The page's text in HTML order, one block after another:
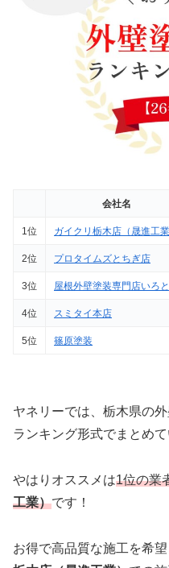
会社名
1位 ガイクリ栃木店（晟進工業
2位 プロタイムズとちぎ店
3位 屋根外壁塗装専門店いろ
4位 スミタイ本店
5位 篠原塗装
ヤネリーでは、栃木県の
ランキング形式でまとめて
やはりオススメは1位の業
工業）です！
お得で高品質な施工を希